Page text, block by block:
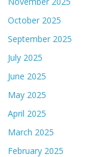
October 2025
September 2025
July 2025
June 2025
May 2025
April 2025
March 2025
February 2025